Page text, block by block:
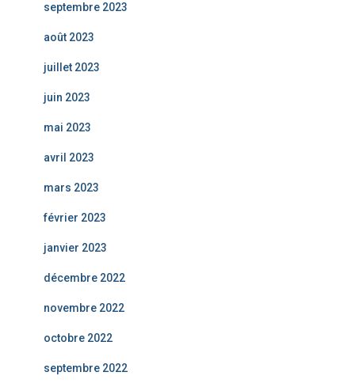
septembre 2023
août 2023
juillet 2023
juin 2023
mai 2023
avril 2023
mars 2023
février 2023
janvier 2023
décembre 2022
novembre 2022
octobre 2022
septembre 2022